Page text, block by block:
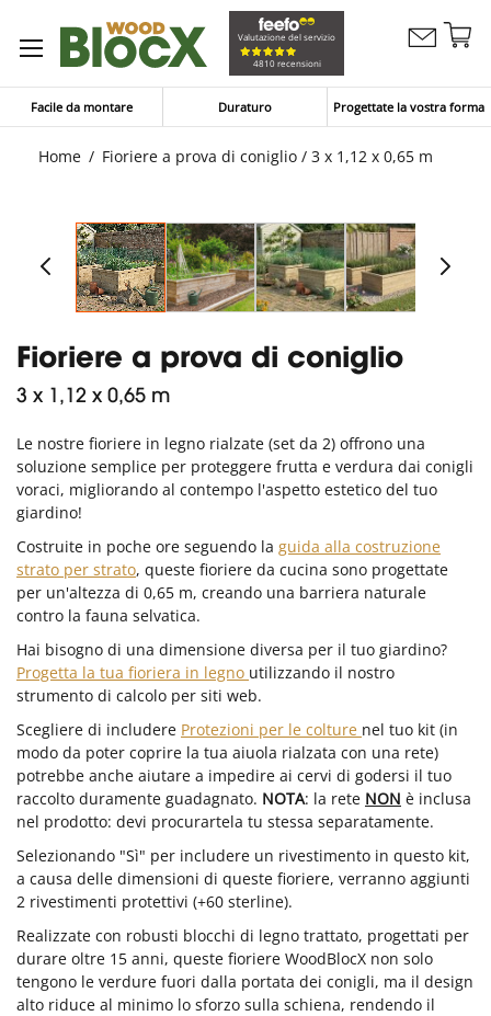
Valutazione del servizio
4810 recensioni
Contattaci
Facile da montare Duraturo Progettate la vostra forma
Home Fioriere a prova di coniglio / 3 x 1,12 x 0,65 m
Fioriere a prova di coniglio
3 x 1,12 x 0,65 m
Le nostre fioriere in legno rialzate (set da 2) offrono una
soluzione semplice per proteggere frutta e verdura dai conigli
voraci, migliorando al contempo l'aspetto estetico del tuo
giardino!
Costruite in poche ore seguendo la guida alla costruzione
strato per strato, queste fioriere da cucina sono progettate
per un'altezza di 0,65 m, creando una barriera naturale
contro la fauna selvatica.
Hai bisogno di una dimensione diversa per il tuo giardino?
Progetta la tua fioriera in legno utilizzando il nostro
strumento di calcolo per siti web.
Scegliere di includere Protezioni per le colture nel tuo kit (in
modo da poter coprire la tua aiuola rialzata con una rete)
potrebbe anche aiutare a impedire ai cervi di godersi il tuo
raccolto duramente guadagnato. NOTA: la rete NON è inclusa
nel prodotto: devi procurartela tu stessa separatamente.
Selezionando "Sì" per includere un rivestimento in questo kit,
a causa delle dimensioni di queste fioriere, verranno aggiunti
2 rivestimenti protettivi (+60 sterline).
Realizzate con robusti blocchi di legno trattato, progettati per
durare oltre 15 anni, queste fioriere WoodBlocX non solo
tengono le verdure fuori dalla portata dei conigli, ma il design
alto riduce al minimo lo sforzo sulla schiena, rendendo il